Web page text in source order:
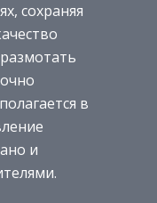
сохраняя
в
и